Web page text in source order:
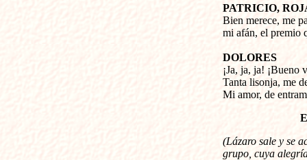
PATRICIO,
Bien merece, me
mi afán, el premio
DOLORES
¡Ja, ja, ja! ¡Bueno
Tanta lisonja, me
Mi amor, de
(Lázaro sale y se
grupo, cuya